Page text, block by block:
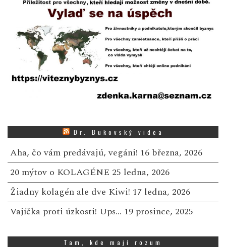
Dr. Bukovský videa
Aha, čo vám predávajú, vegáni! 16 března, 2026
20 mýtov o KOLAGÉNE 25 ledna, 2026
Žiadny kolagén ale dve Kiwi! 17 ledna, 2026
Vajíčka proti úzkosti! Ups… 19 prosince, 2025
Tam, kde mají rozum